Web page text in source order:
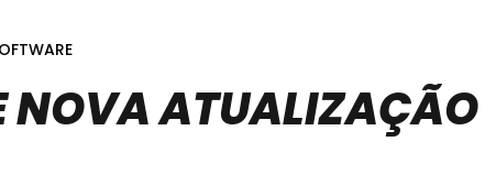
NOVA ATUALIZAÇÃO